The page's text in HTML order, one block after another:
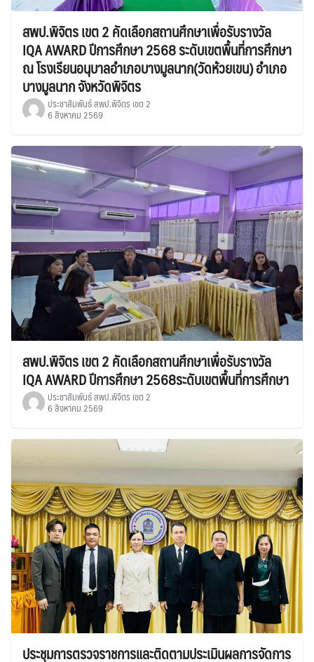
สพป.พิจิตร เขต 2 คัดเลือกสถานศึกษาเพื่อรับรางวัล
IQA AWARD ปีการศึกษา 2568 ระดับเขตพื้นที่การศึกษา
ณ โรงเรียนอนุบาลอำเภอบางมูลนาก(วัดห้วยเขน) อำเภอ
บางมูลนาก จังหวัดพิจิตร
ประชาสัมพันธ์ สพป.พิจิตร เขต 2
6 สิงหาคม 2569
สพป.พิจิตร เขต 2 คัดเลือกสถานศึกษาเพื่อรับรางวัล
IQA AWARD ปีการศึกษา 2568ระดับเขตพื้นที่การศึกษา
ประชาสัมพันธ์ สพป.พิจิตร เขต 2
6 สิงหาคม 2569
ประชุมการตรวจราชการและติดตามประเมินผลการจัดการ